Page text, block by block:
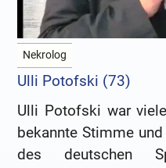
Nekrolog
Ulli Potofski (73)
Ulli Potofski war
bekannte Stimme
des deutschen